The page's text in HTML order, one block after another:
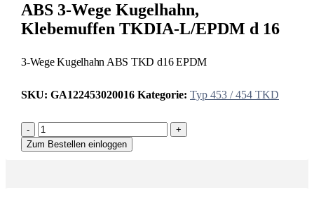
ABS 3-Wege Kugelhahn,
Klebemuffen TKDIA-L/EPDM d 16
3-Wege Kugelhahn ABS TKD d16 EPDM
SKU: GA122453020016 Kategorie: Typ 453 / 454 TKD
-
+
Zum Bestellen einloggen